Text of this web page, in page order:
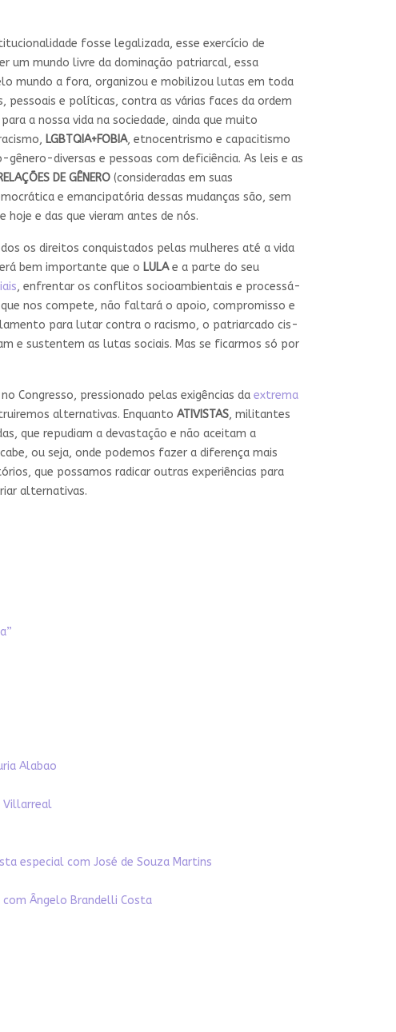
fosse legalizada, esse exercício de
um mundo livre da dominação patriarcal, essa
mundo a fora, organizou e mobilizou lutas em toda
pessoais e políticas, contra as várias faces da ordem
a nossa vida na sociedade, ainda que muito
LGBTQIA+FOBIA, etnocentrismo e capacitismo
gênero-diversas e pessoas com deficiência. As leis e as
DE GÊNERO (consideradas em suas
e emancipatória dessas mudanças são, sem
hoje e das que vieram antes de nós.
os direitos conquistados pelas mulheres até a vida
bem importante que o LULAe a parte do seu
, enfrentar os conflitos socioambientais e processá-
nos compete, não faltará o apoio, compromisso e
para lutar contra o racismo, o patriarcado cis-
e sustentem as lutas sociais. Mas se ficarmos só por
Congresso, pressionado pelas exigências da extrema
alternativas. Enquanto ATIVISTAS, militantes
que repudiam a devastação e não aceitam a
ou seja, onde podemos fazer a diferença mais
que possamos radicar outras experiências para
alternativas.
Alabao
Villarreal
especial com José de Souza Martins
Ângelo Brandelli Costa